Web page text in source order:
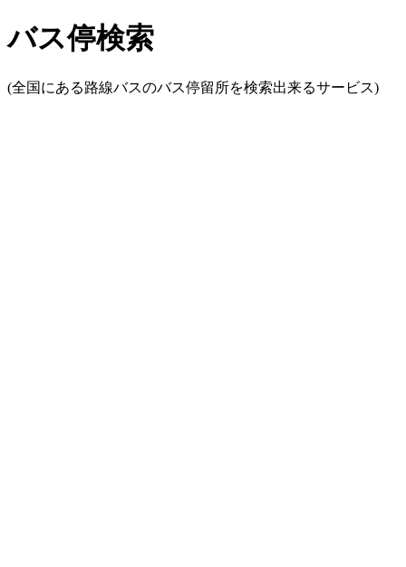
バス停検索
(全国にある路線バスのバス停留所を検索出来るサービス)